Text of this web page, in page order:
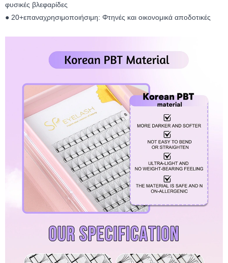
φυσικές βλεφαρίδες
● 20+επαναχρησιμοποιήσιμη: Φτηνές και οικονομικά αποδοτικές